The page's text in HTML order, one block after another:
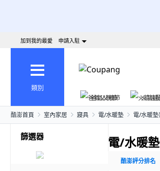
加到我的最愛 申請入駐
類別
爸氣父親節
火箭速
酷澎首頁 室內家居 寢具 電/水暖墊 電/水暖墊
篩選器 電/水暖
酷澎評分排名